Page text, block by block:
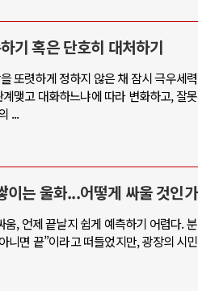
기 혹은 단호히 대처하기
또렷하게 정하지 않은 채 잠시 극우세
맺고 대화하느냐에 따라 변화하고, 잘
...
이는 울화...어떻게 싸울 것인
, 언제 끝날지 쉽게 예측하기 어렵다.
니면 끝”이라고 떠들었지만, 광장의 시